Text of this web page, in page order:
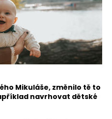
Mikuláše, změnilo tě to
navrhovat dětské